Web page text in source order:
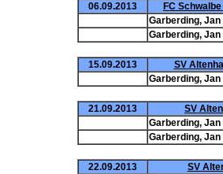
06.09.2013
FC
Garberding,
Garberding,
15.09.2013
SV
Garberding,
21.09.2013
SV
Garberding,
Garberding,
22.09.2013
SV